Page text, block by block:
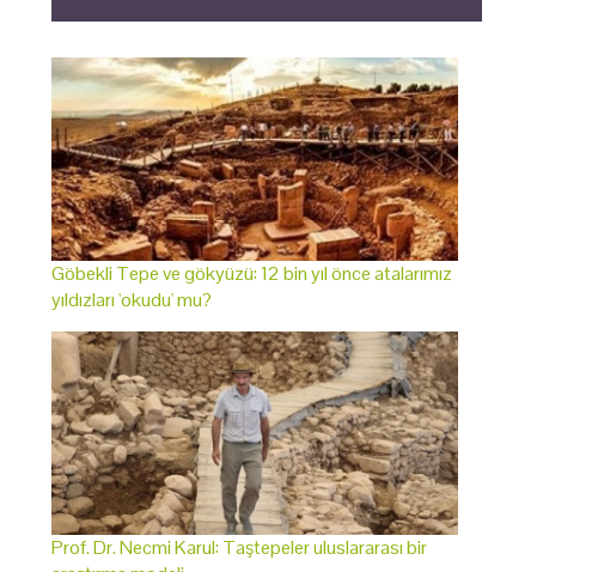
Göbekli Tepe ve gökyüzü: 12 bin yıl önce atalarımız
yıldızları 'okudu' mu?
Prof. Dr. Necmi Karul: Taştepeler uluslararası bir